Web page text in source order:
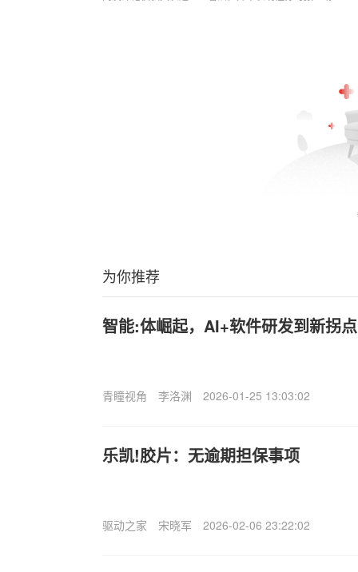
为你推荐
智能:体崛起，AI+软件研发到新拐
青瞳视角 李洛渊 2026-01-25 13:03:02
乐凯!胶片：无逾期担保事项
驱动之家 宋晓军 2026-02-06 23:22:02